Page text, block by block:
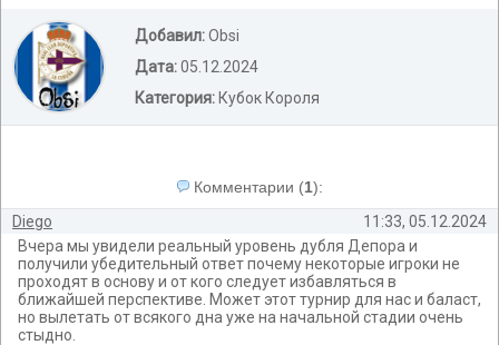
Добавил:Obsi
Дата:05.12.2024
Категория: Кубок Короля
Комментарии (1):
Diego
11:33, 05.12.2024
Вчера мы увидели реальный уровень дубля Депора и
получили убедительный ответ почему некоторые игроки не
проходят в основу и от кого следует избавляться в
ближайшей перспективе. Может этот турнир для нас и баласт,
но вылетать от всякого дна уже на начальной стадии очень
стыдно.